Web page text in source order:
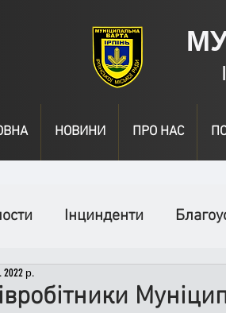
НОВИНИ ПРО НАС
Інцинденти
День народження
2022 р.